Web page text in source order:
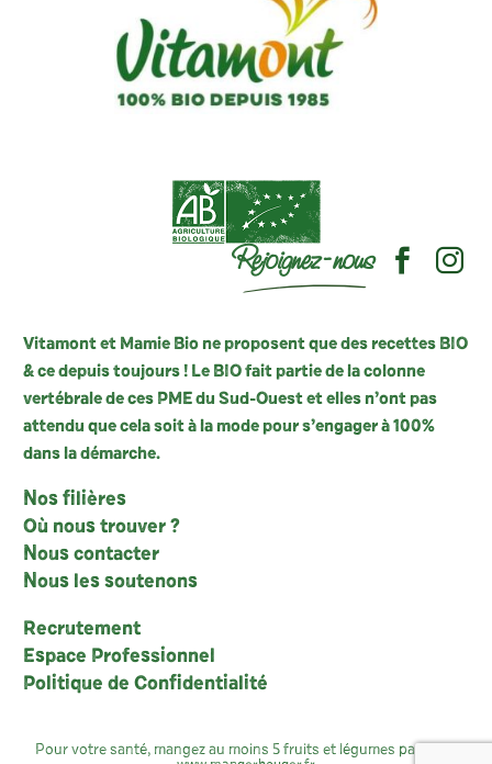
Rejoignez-nous
Vitamont et Mamie Bio ne proposent que des recettes BIO
& ce depuis toujours ! Le BIO fait partie de la colonne
vertébrale de ces PME du Sud-Ouest et elles n’ont pas
attendu que cela soit à la mode pour s’engager à 100%
dans la démarche.
Nos filières
Où nous trouver ?
Nous contacter
Nous les soutenons
Recrutement
Espace Professionnel
Politique de Confidentialité
Pour votre santé, mangez au moins 5 fruits et légumes par jour :